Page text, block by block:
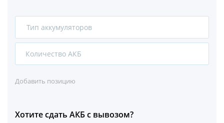
Тип аккумуляторов
1
Добавить позицию
Хотите сдать АКБ с вывозом?